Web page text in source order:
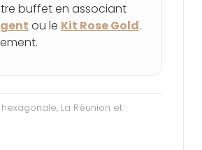
buffet en associant
ou le Kit Rose Gold.
La Réunion et